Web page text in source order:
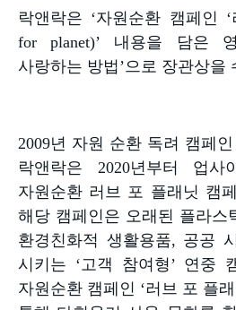
락앤락은 ‘자원순환 캠페인 ‘
for planet)’ 내용을 담은
사랑하는 방법 ’ 으로 장관상을
2009년 자원 순환 독려 캠페인
락앤락은 2020년부터 업사
자원순환 러브 포 플래닛 캠
해당 캠페인은 오래된 플라스
환경친화적 생활용품, 공공
시키는 ‘고객 참여형’ 연중
자원순환 캠페인 ‘러브 포 플